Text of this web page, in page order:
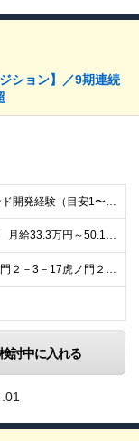
ション】／9期連続
・Javaを用いたバックエンド開発経験（目安1〜3年以上） ・Webアプリケーションの新規開発または機能開発の実務経験 （外国人エンジニアの方） ・日本企業での就業経験があり、日本語での円滑なコミュ
【年収400万円〜602万円】 月給33.3万円～50.1万円 ※給与詳細は現職給与を加味して当社規定により決定します ※固定残業代（45時間分/9.1万円～13.6万円）を含みます ※業績により
本社勤務／東京都港区虎ノ門２－3－17虎ノ門２丁目タワー ※オフィスに出社可能な地域にお住まいの方（予定を含む）が対象です ※リモートワーク可 慣れるまでは出社して並走し、頃合いを見て徐々にハイブリッ
検討中に入れる